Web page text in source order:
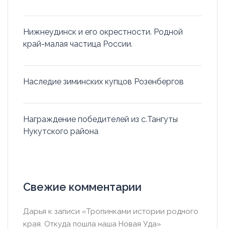
Нижнеудинск и его окрестности. Родной
край-малая частица России.
Наследие зиминских купцов Розенбергов
Награждение победителей из с.Тангуты
Нукутского района
Свежие комментарии
Дарья к записи «Тропинками истории родного
края. Откуда пошла наша Новая Уда»